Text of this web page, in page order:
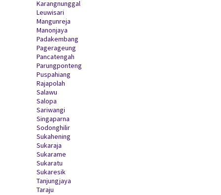
Karangnunggal
Leuwisari
Mangunreja
Manonjaya
Padakembang
Pagerageung
Pancatengah
Parungponteng
Puspahiang
Rajapolah
Salawu
Salopa
Sariwangi
Singaparna
Sodonghilir
Sukahening
Sukaraja
Sukarame
Sukaratu
Sukaresik
Tanjungjaya
Taraju